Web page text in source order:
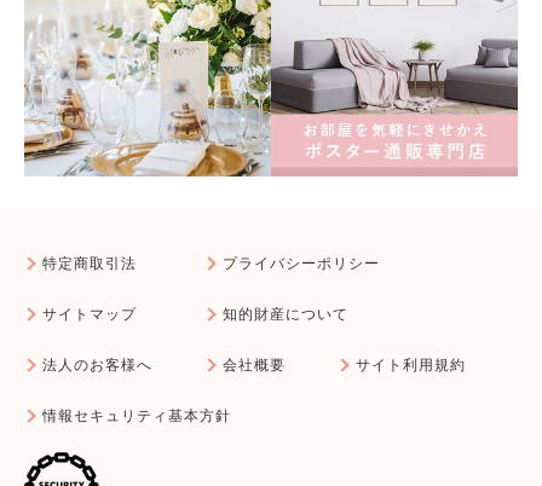
特定商取引法 プライバシーポリシー
サイトマップ 知的財産について
法人のお客様へ 会社概要 サイト利用規約
情報セキュリティ基本方針